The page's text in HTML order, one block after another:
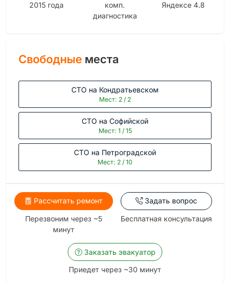
2015 года
комп.
диагностика
Яндексе 4.8
Свободные места
СТО на Кондратьевском
Мест: 2 / 2
СТО на Софийской
Мест: 1 / 15
СТО на Петроградской
Мест: 2 / 10
Рассчитать ремонт
Перезвоним через ~5
минут
Задать вопрос
Бесплатная консультация
Заказать эвакуатор
Приедет через ~30 минут